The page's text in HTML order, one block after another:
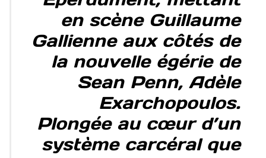
en scène Guillaume
Gallienne aux côtés de
la nouvelle égérie de
Sean Penn, Adèle
Exarchopoulos.
Plongée au cœur d’un
système carcéral que